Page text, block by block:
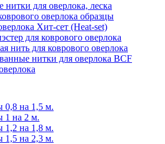
для оверлока, леска
оверлока образцы
Хит-сет (Heat-set)
для коврового оверлока
нить для коврового оверлока
нитки для оверлока BCF
0,8 на 1,5 м.
1 на 2 м.
1,2 на 1,8 м.
1,5 на 2,3 м.